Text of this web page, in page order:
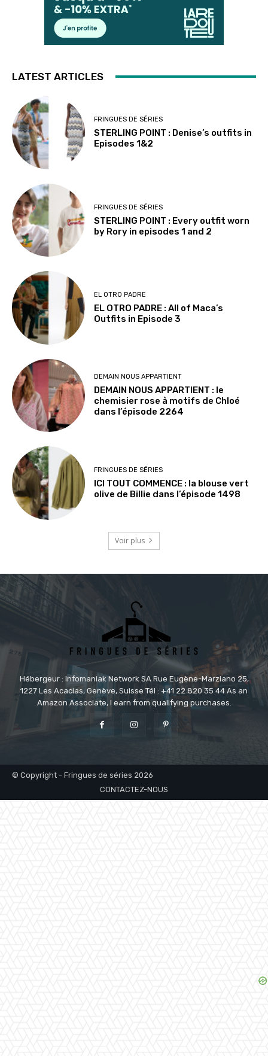
LATEST ARTICLES
FRINGUES DE SÉRIES
STERLING POINT : Denise’s outfits in
Episodes 1&2
FRINGUES DE SÉRIES
STERLING POINT : Every outfit worn
by Rory in episodes 1 and 2
EL OTRO PADRE
EL OTRO PADRE : All of Maca’s
Outfits in Episode 3
DEMAIN NOUS APPARTIENT
DEMAIN NOUS APPARTIENT : le
chemisier rose à motifs de Chloé
dans l’épisode 2264
FRINGUES DE SÉRIES
ICI TOUT COMMENCE : la blouse vert
olive de Billie dans l’épisode 1498
Voir plus
Hébergeur : Infomaniak Network SA Rue Eugène-Marziano 25,
1227 Les Acacias, Genève, Suisse Tél : +41 22 820 35 44 As an
Amazon Associate, I earn from qualifying purchases.
© Copyright - Fringues de séries 2026
CONTACTEZ-NOUS